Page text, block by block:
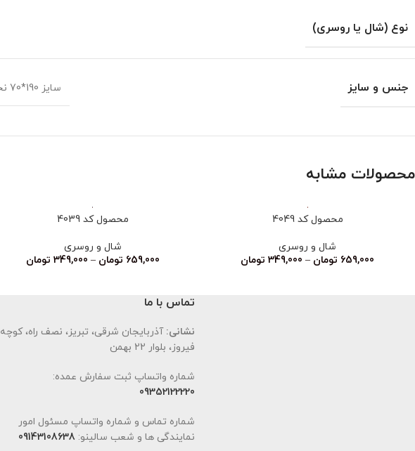
نوع (شال یا روسری)
جنس و سایز سایز 190*70 نخی
محصولات مشابه
محصول کد 4049
شال و روسری
659,000 تومان –
349,000 تومان
محصول کد 4039
شال و روسری
659,000 تومان –
349,000 تومان
تماس با ما
نشانی: آذربایجان شرقی، تبریز، نصف راه، کوچه
فیروز، بلوار 22 بهمن
شماره واتساپ ثبت سفارش عمده:
09352122220
شماره تماس و شماره واتساپ مسئول امور
نمایندگی ها و شعب سالینو: 09143108638